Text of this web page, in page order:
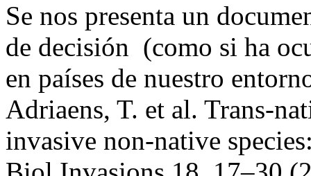
Se nos presenta un
de decisión (como si ha
en países de nuestro
Adriaens, T. et al. Trans-
invasive non-native